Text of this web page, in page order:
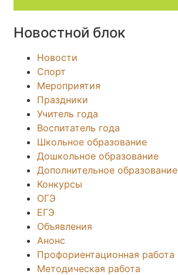
Новостной блок
Новости
Спорт
Мероприятия
Праздники
Учитель года
Воспитатель года
Школьное образование
Дошкольное образование
Дополнительное образование
Конкурсы
ОГЭ
ЕГЭ
Объявления
Анонс
Профориентационная работа
Методическая работа